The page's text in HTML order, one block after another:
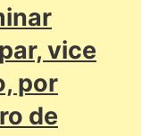
vice
por
de